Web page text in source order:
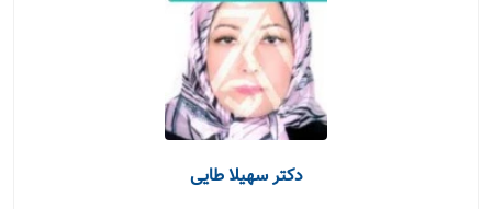
دکتر سهیلا طایی